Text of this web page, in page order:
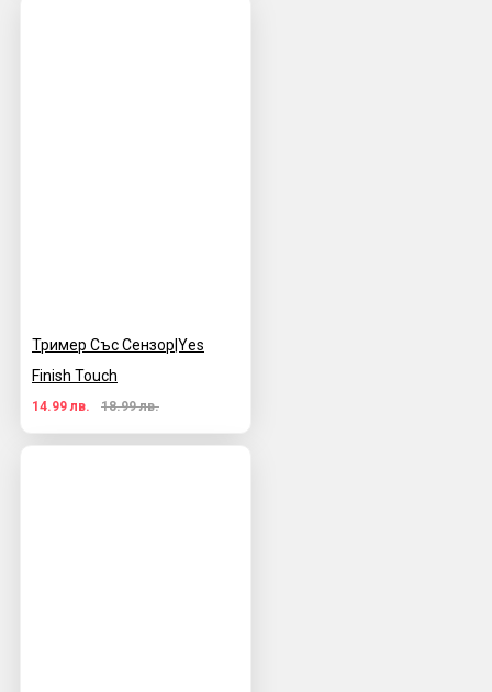
Тример Със Сензор|Yes
Finish Touch
14.99 лв. 18.99 лв.